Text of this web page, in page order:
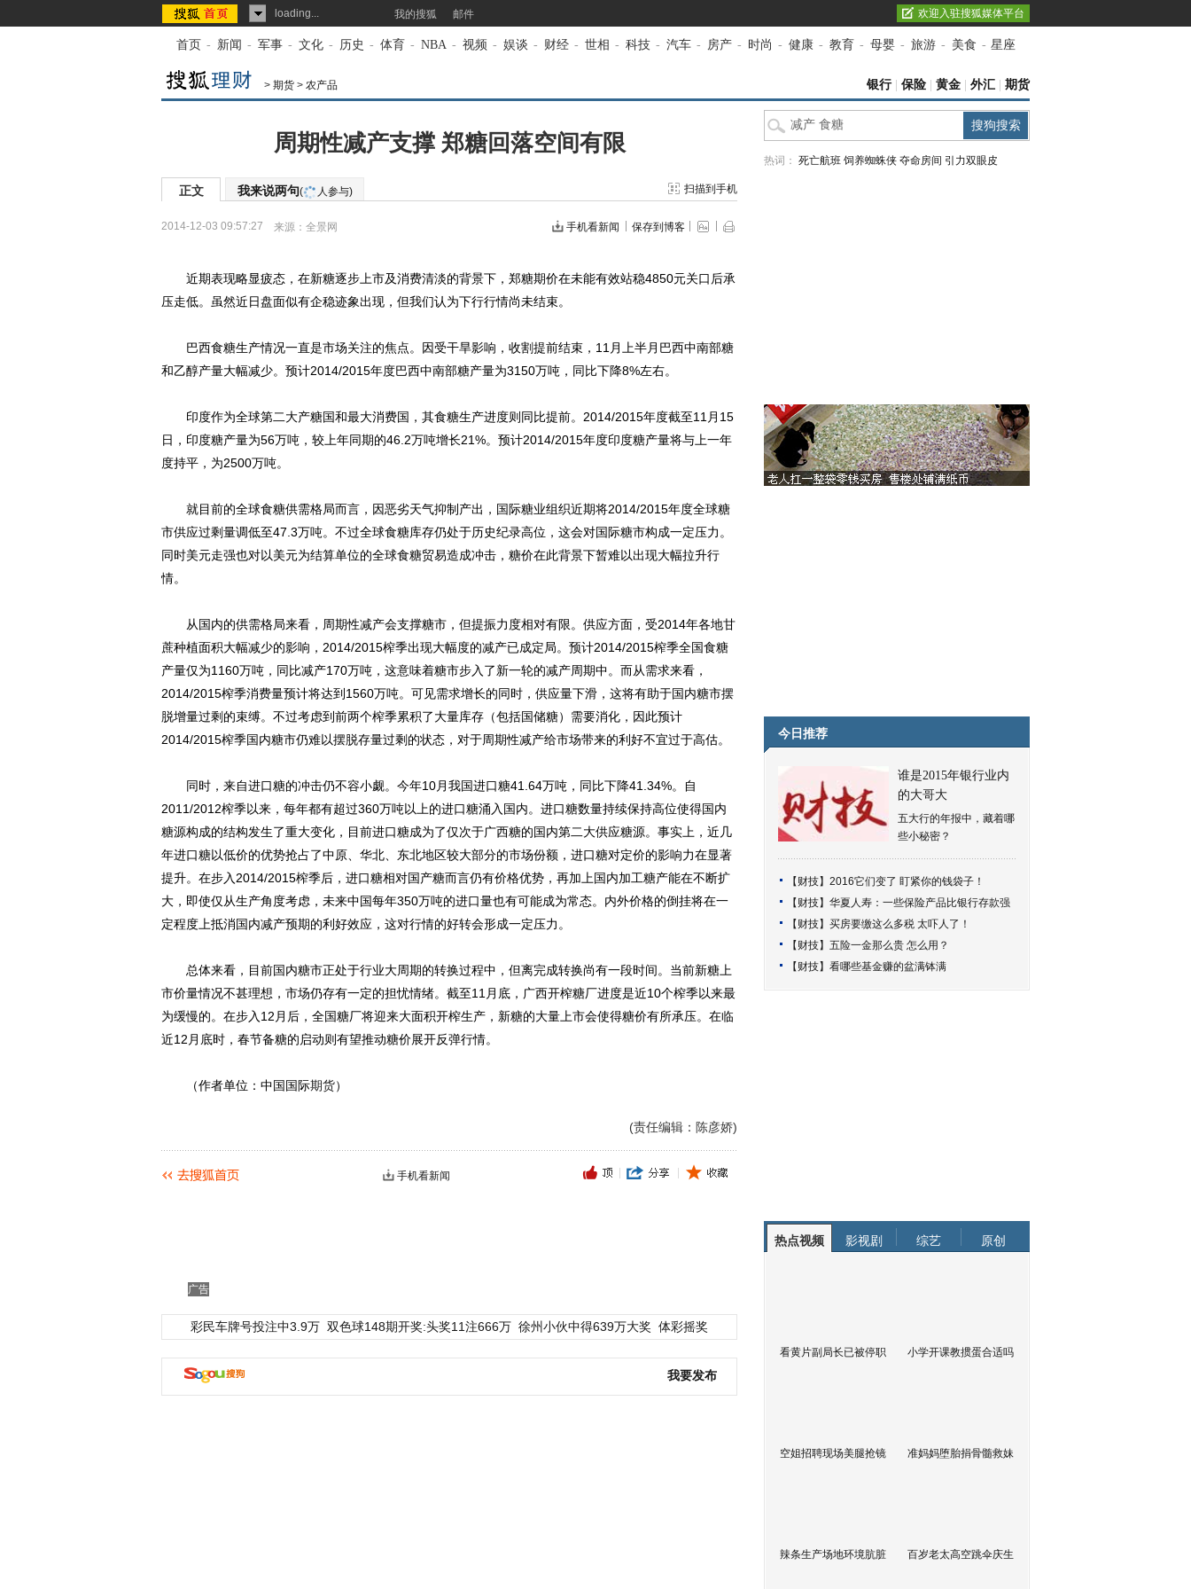
loading... 我的搜狐 邮件 欢迎入驻搜狐媒体平台
首页 - 新闻 - 军事 - 文化 - 历史 - 体育 - NBA - 视频 - 娱谈 - 财经 - 世相 - 科技 - 汽车 - 房产 - 时尚 - 健康 - 教育 - 母婴 - 旅游 - 美食 - 星座
> 期货 > 农产品 银行| 保险 黄金 外汇 期货
周期性减产支撑 郑糖回落空间有限
正文 我来说两句( 人参与) 扫描到手机
2014-12-03 09:57:27 来源： 全景网 手机看新闻 保存到博客
近期表现略显疲态，在新糖逐步上市及消费清淡的背景下，郑糖期价在未能有效站稳4850元关口后承
压走低。虽然近日盘面似有企稳迹象出现，但我们认为下行行情尚未结束。
巴西食糖生产情况一直是市场关注的焦点。因受干旱影响，收割提前结束，11月上半月巴西中南部糖
和乙醇产量大幅减少。预计2014/2015年度巴西中南部糖产量为3150万吨，同比下降8%左右。
印度作为全球第二大产糖国和最大消费国，其食糖生产进度则同比提前。2014/2015年度截至11月15
日，印度糖产量为56万吨，较上年同期的46.2万吨增长21%。预计2014/2015年度印度糖产量将与上一年
度持平，为2500万吨。
就目前的全球食糖供需格局而言，因恶劣天气抑制产出，国际糖业组织近期将2014/2015年度全球糖
市供应过剩量调低至47.3万吨。不过全球食糖库存仍处于历史纪录高位，这会对国际糖市构成一定压力。
同时美元走强也对以美元为结算单位的全球食糖贸易造成冲击，糖价在此背景下暂难以出现大幅拉升行
情。
从国内的供需格局来看，周期性减产会支撑糖市，但提振力度相对有限。供应方面，受2014年各地甘
蔗种植面积大幅减少的影响，2014/2015榨季出现大幅度的减产已成定局。预计2014/2015榨季全国食糖
产量仅为1160万吨，同比减产170万吨，这意味着糖市步入了新一轮的减产周期中。而从需求来看，
2014/2015榨季消费量预计将达到1560万吨。可见需求增长的同时，供应量下滑，这将有助于国内糖市摆
脱增量过剩的束缚。不过考虑到前两个榨季累积了大量库存（包括国储糖）需要消化，因此预计
2014/2015榨季国内糖市仍难以摆脱存量过剩的状态，对于周期性减产给市场带来的利好不宜过于高估。
同时，来自进口糖的冲击仍不容小觑。今年10月我国进口糖41.64万吨，同比下降41.34%。自
2011/2012榨季以来，每年都有超过360万吨以上的进口糖涌入国内。进口糖数量持续保持高位使得国内
糖源构成的结构发生了重大变化，目前进口糖成为了仅次于广西糖的国内第二大供应糖源。事实上，近几
年进口糖以低价的优势抢占了中原、华北、东北地区较大部分的市场份额，进口糖对定价的影响力在显著
提升。在步入2014/2015榨季后，进口糖相对国产糖而言仍有价格优势，再加上国内加工糖产能在不断扩
大，即使仅从生产角度考虑，未来中国每年350万吨的进口量也有可能成为常态。内外价格的倒挂将在一
定程度上抵消国内减产预期的利好效应，这对行情的好转会形成一定压力。
总体来看，目前国内糖市正处于行业大周期的转换过程中，但离完成转换尚有一段时间。当前新糖上
市价量情况不甚理想，市场仍存有一定的担忧情绪。截至11月底，广西开榨糖厂进度是近10个榨季以来最
为缓慢的。在步入12月后，全国糖厂将迎来大面积开榨生产，新糖的大量上市会使得糖价有所承压。在临
近12月底时，春节备糖的启动则有望推动糖价展开反弹行情。
（作者单位：中国国际期货）
(责任编辑：陈彦娇)
手机看新闻
广告
彩民车牌号投注中3.9万 双色球148期开奖:头奖11注666万 徐州小伙中得639万大奖 体彩摇奖
我要发布
热词： 死亡航班 饲养蜘蛛侠 夺命房间 引力双眼皮
今日推荐
谁是2015年银行业内
的大哥大
五大行的年报中，藏着哪
些小秘密？
【财技】 2016它们变了 盯紧你的钱袋子！
【财技】 华夏人寿：一些保险产品比银行存款强
【财技】 买房要缴这么多税 太吓人了！
【财技】 五险一金那么贵 怎么用？
【财技】 看哪些基金赚的盆满钵满
热点视频 影视剧 综艺 原创
看黄片副局长已被停职 小学开课教掼蛋合适吗
空姐招聘现场美腿抢镜 准妈妈堕胎捐骨髓救妹
辣条生产场地环境肮脏 百岁老太高空跳伞庆生